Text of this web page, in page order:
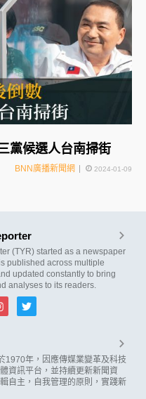
黨候選人台南掃街
BNN廣播新聞網 2024-01-09
(TYR) started as a newspaper
published across multiple
updated constantly to bring
analyses to its readers.
1970年，因應傳媒業變革及科技
資訊平台，並持續更新新聞資
自主，自我管理的原則，實踐新